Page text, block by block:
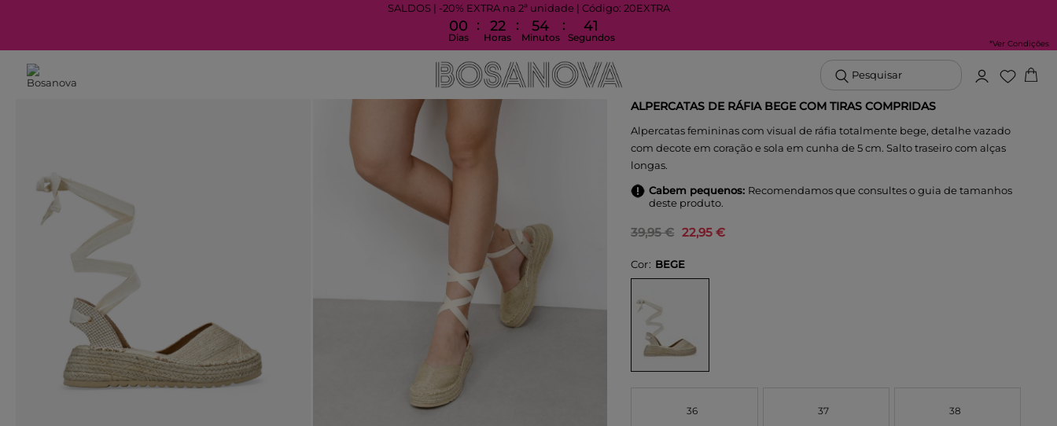
SALDOS | -20% EXTRA na 2ª unidade | Código: 20EXTRA
00
Dias
: 22
Horas
: 54
Minutos
: 40
Segundos
*Ver Condições
Pesquisar
ALPERCATAS DE RÁFIA BEGE COM TIRAS COMPRIDAS
Alpercatas femininas com visual de ráfia totalmente bege, detalhe vazado
com decote em coração e sola em cunha de 5 cm. Salto traseiro com alças
longas.
Cabem pequenos: Recomendamos que consultes o guia de tamanhos
deste produto.
22,95 €
39,95 €
Cor BEGE
36 37 38